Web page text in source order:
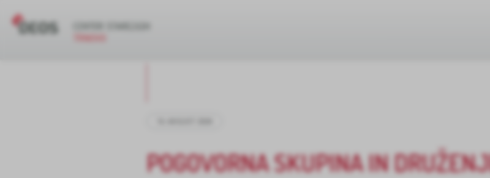
POGOVORNA SKUPINA IN